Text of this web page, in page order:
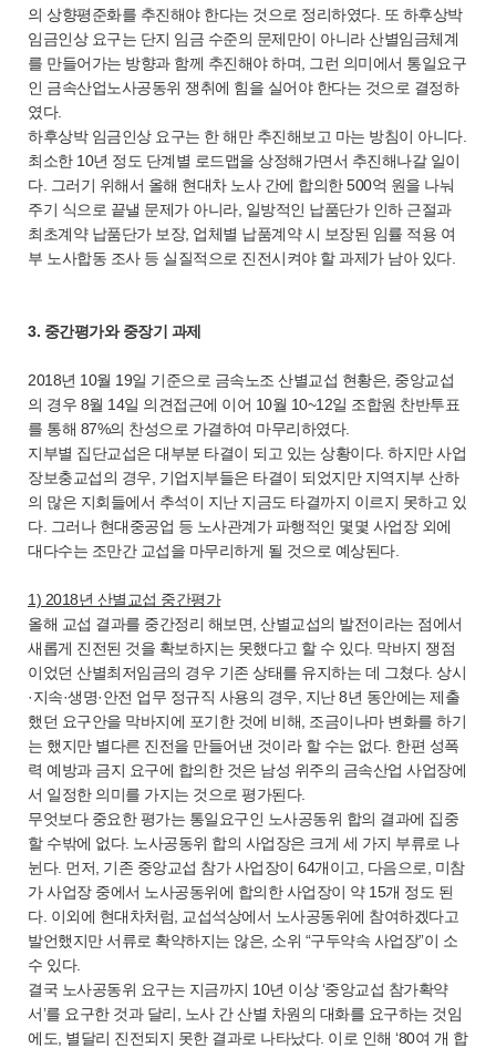
의 상향평준화를 추진해야 한다는 것으로 정리하였다. 또 하후상박
임금인상 요구는 단지 임금 수준의 문제만이 아니라 산별임금체계
를 만들어가는 방향과 함께 추진해야 하며, 그런 의미에서 통일요구
인 금속산업노사공동위 쟁취에 힘을 실어야 한다는 것으로 결정하
였다.
하후상박 임금인상 요구는 한 해만 추진해보고 마는 방침이 아니다.
최소한 10년 정도 단계별 로드맵을 상정해가면서 추진해나갈 일이
다. 그러기 위해서 올해 현대차 노사 간에 합의한 500억 원을 나눠
주기 식으로 끝낼 문제가 아니라, 일방적인 납품단가 인하 근절과
최초계약 납품단가 보장, 업체별 납품계약 시 보장된 임률 적용 여
부 노사합동 조사 등 실질적으로 진전시켜야 할 과제가 남아 있다.
3. 중간평가와 중장기 과제
2018년 10월 19일 기준으로 금속노조 산별교섭 현황은, 중앙교섭
의 경우 8월 14일 의견접근에 이어 10월 10~12일 조합원 찬반투표
를 통해 87%의 찬성으로 가결하여 마무리하였다.
지부별 집단교섭은 대부분 타결이 되고 있는 상황이다. 하지만 사업
장보충교섭의 경우, 기업지부들은 타결이 되었지만 지역지부 산하
의 많은 지회들에서 추석이 지난 지금도 타결까지 이르지 못하고 있
다. 그러나 현대중공업 등 노사관계가 파행적인 몇몇 사업장 외에
대다수는 조만간 교섭을 마무리하게 될 것으로 예상된다.
1) 2018년 산별교섭 중간평가
올해 교섭 결과를 중간정리 해보면, 산별교섭의 발전이라는 점에서
새롭게 진전된 것을 확보하지는 못했다고 할 수 있다. 막바지 쟁점
이었던 산별최저임금의 경우 기존 상태를 유지하는 데 그쳤다. 상시
·지속·생명·안전 업무 정규직 사용의 경우, 지난 8년 동안에는 제출
했던 요구안을 막바지에 포기한 것에 비해, 조금이나마 변화를 하기
는 했지만 별다른 진전을 만들어낸 것이라 할 수는 없다. 한편 성폭
력 예방과 금지 요구에 합의한 것은 남성 위주의 금속산업 사업장에
서 일정한 의미를 가지는 것으로 평가된다.
무엇보다 중요한 평가는 통일요구인 노사공동위 합의 결과에 집중
할 수밖에 없다. 노사공동위 합의 사업장은 크게 세 가지 부류로 나
뉜다. 먼저, 기존 중앙교섭 참가 사업장이 64개이고, 다음으로, 미참
가 사업장 중에서 노사공동위에 합의한 사업장이 약 15개 정도 된
다. 이외에 현대차처럼, 교섭석상에서 노사공동위에 참여하겠다고
발언했지만 서류로 확약하지는 않은, 소위 “구두약속 사업장”이 소
수 있다.
결국 노사공동위 요구는 지금까지 10년 이상 ‘중앙교섭 참가확약
서’를 요구한 것과 달리, 노사 간 산별 차원의 대화를 요구하는 것임
에도, 별달리 진전되지 못한 결과로 나타났다. 이로 인해 ‘80여 개 합